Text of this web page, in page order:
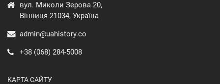
вул. Миколи Зерова 20,
Вінниця 21034, Україна
admin@uahistory.co
+38 (068) 284-5008
КАРТА САЙТУ